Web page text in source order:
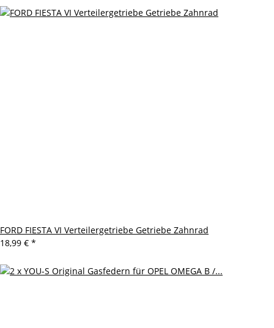
FORD FIESTA VI Verteilergetriebe Getriebe Zahnrad
18,99 € *